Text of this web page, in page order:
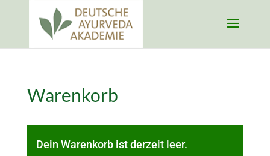
Warenkorb
Dein Warenkorb ist derzeit leer.